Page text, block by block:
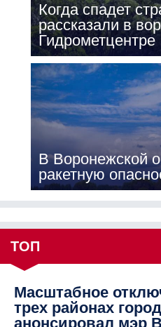
Когда спадет
рассказали в
Гидрометцентре
В Воронежской
ракетную
ТОП
Масштабное
трех районах
анонсировал мэр